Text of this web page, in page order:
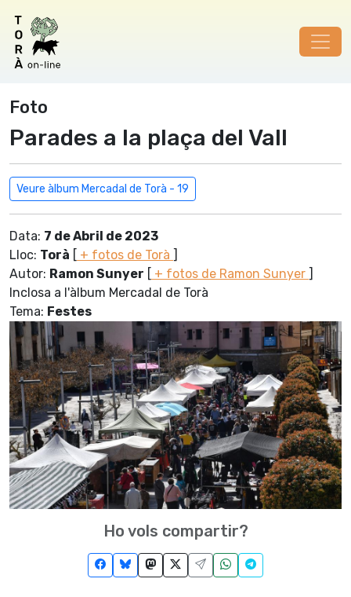
Foto
Parades a la plaça del Vall
Veure àlbum Mercadal de Torà - 19
Data: 7 de Abril de 2023
Lloc: Torà [ + fotos de Torà ]
Autor: Ramon Sunyer [ + fotos de Ramon Sunyer ]
Inclosa a l'àlbum Mercadal de Torà
Tema: Festes
Ho vols compartir?